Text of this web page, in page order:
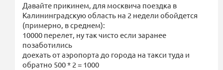
Давайте прикинем, для москвича поездка в
Калининградскую область на 2 недели обойдется
(примерно, в среднем):
10000 перелет, ну так чисто если заранее
позаботились
доехать от аэропорта до города на такси туда и
обратно 500 * 2 = 1000